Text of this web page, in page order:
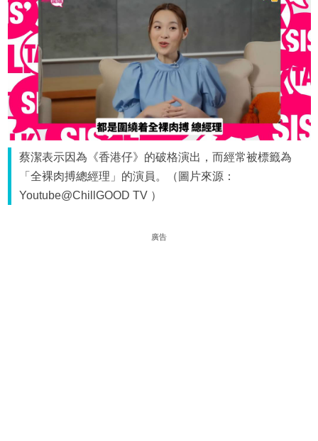
蔡潔表示因為《香港仔》的破格演出，而經常被標籤為
「全裸肉搏總經理」的演員。（圖片來源：
Youtube@ChillGOOD TV ）
廣告